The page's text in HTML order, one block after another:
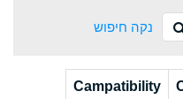
נקה חיפוש
Campatibility